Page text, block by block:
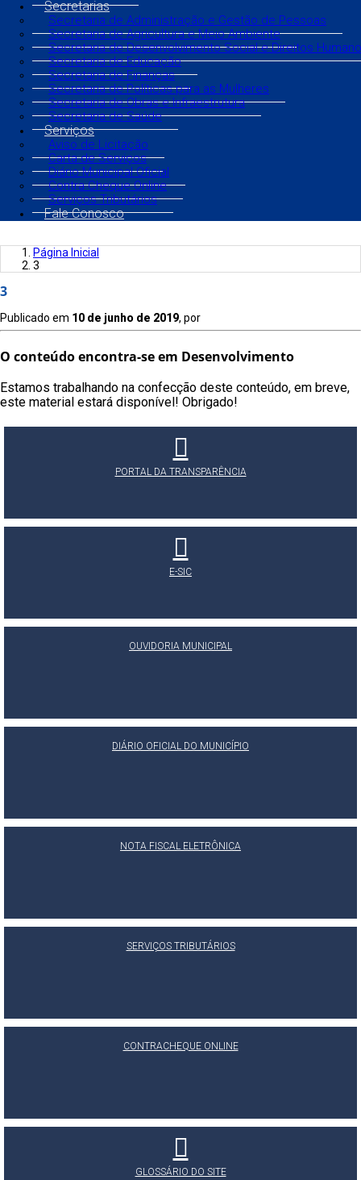
Secretarias
Secretaria de Administração e Gestão de Pessoas
Secretaria de Agricultura e Meio Ambiente
Secretaria de Desenvolvimento Social e Direitos
Secretaria de Educação
Secretaria de Finanças
Secretaria de Políticas para as Mulheres
Secretaria de Obras e Infraestrutura
Secretaria de Saúde
Serviços
Aviso de Licitação
Carta de Serviços
Diário Municipal Oficial
Contra Cheque Online
Serviços Tributários
Fale Conosco
Página Inicial
3
3
Publicado em 10 de junho de 2019, por
O conteúdo encontra-se em Desenvolvimento
Estamos trabalhando na confecção deste conteúdo, em breve,
este material estará disponível! Obrigado!
PORTAL DA TRANSPARÊNCIA
E-SIC
OUVIDORIA MUNICIPAL
DIÁRIO OFICIAL DO MUNICÍPIO
NOTA FISCAL ELETRÔNICA
SERVIÇOS TRIBUTÁRIOS
CONTRACHEQUE ONLINE
GLOSSÁRIO DO SITE